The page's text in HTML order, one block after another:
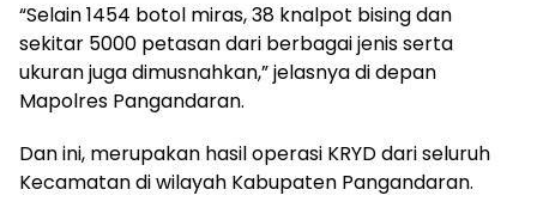
“Selain 1454 botol miras, 38 knalpot bising dan
sekitar 5000 petasan dari berbagai jenis serta
ukuran juga dimusnahkan,” jelasnya di depan
Mapolres Pangandaran.
Dan ini, merupakan hasil operasi KRYD dari seluruh
Kecamatan di wilayah Kabupaten Pangandaran.